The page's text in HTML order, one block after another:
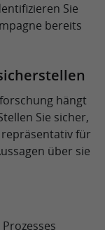
Sie
bereits
hängt
Sie sicher,
für
über sie